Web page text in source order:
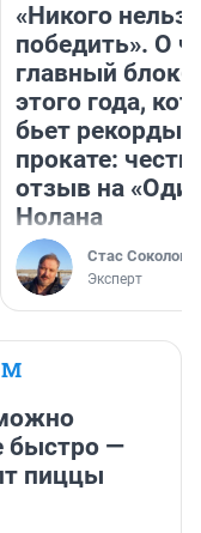
«Никого нельзя
победить». О
главный
этого года,
бьет рекорды в
прокате:
отзыв на
Нолана
Стас Соколов
Эксперт
быстро —
пиццы